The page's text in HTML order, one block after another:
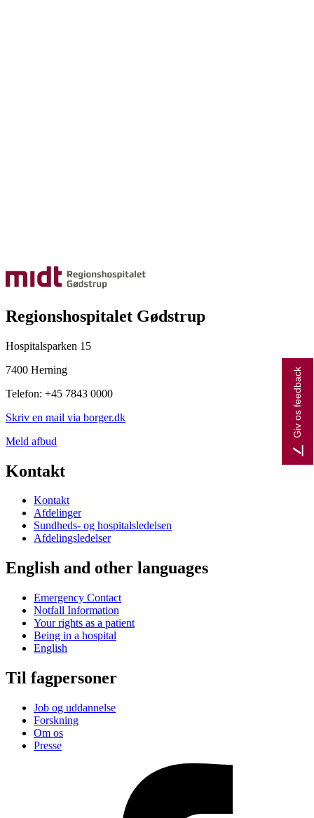
Regionshospitalet Gødstrup
Hospitalsparken 15
7400 Herning
Telefon: +45 7843 0000
Skriv en mail via borger.dk
Meld afbud
Kontakt
Kontakt
Afdelinger
Sundheds- og hospitalsledelsen
Afdelingsledelser
English and other languages
Emergency Contact
Notfall Information
Your rights as a patient
Being in a hospital
English
Til fagpersoner
Job og uddannelse
Forskning
Om os
Presse
Giv os feedback